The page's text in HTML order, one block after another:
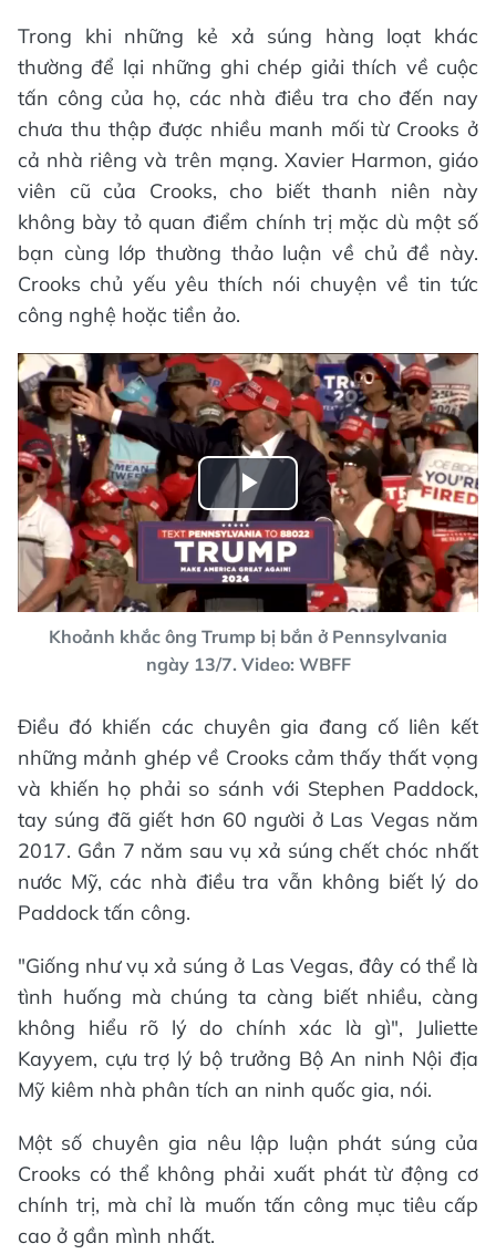
Trong khi những kẻ xả súng hàng loạt khác
thường để lại những ghi chép giải thích về cuộc
tấn công của họ, các nhà điều tra cho đến nay
chưa thu thập được nhiều manh mối từ Crooks ở
cả nhà riêng và trên mạng. Xavier Harmon, giáo
viên cũ của Crooks, cho biết thanh niên này
không bày tỏ quan điểm chính trị mặc dù một số
bạn cùng lớp thường thảo luận về chủ đề này.
Crooks chủ yếu yêu thích nói chuyện về tin tức
công nghệ hoặc tiền ảo.
Play
Video
Khoảnh khắc ông Trump bị bắn ở Pennsylvania
ngày 13/7. Video: WBFF
Điều đó khiến các chuyên gia đang cố liên kết
những mảnh ghép về Crooks cảm thấy thất vọng
và khiến họ phải so sánh với Stephen Paddock,
tay súng đã giết hơn 60 người ở Las Vegas năm
2017. Gần 7 năm sau vụ xả súng chết chóc nhất
nước Mỹ, các nhà điều tra vẫn không biết lý do
Paddock tấn công.
"Giống như vụ xả súng ở Las Vegas, đây có thể là
tình huống mà chúng ta càng biết nhiều, càng
không hiểu rõ lý do chính xác là gì", Juliette
Kayyem, cựu trợ lý bộ trưởng Bộ An ninh Nội địa
Mỹ kiêm nhà phân tích an ninh quốc gia, nói.
Một số chuyên gia nêu lập luận phát súng của
Crooks có thể không phải xuất phát từ động cơ
chính trị, mà chỉ là muốn tấn công mục tiêu cấp
cao ở gần mình nhất.